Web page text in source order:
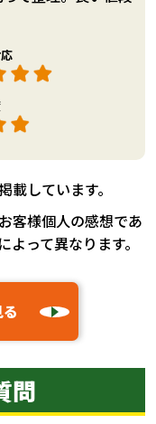
しています。
客様個人の感想であ
って異なります。
問